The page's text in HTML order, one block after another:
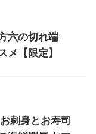
六の切れ端
メ【限定】
刺身とお寿司